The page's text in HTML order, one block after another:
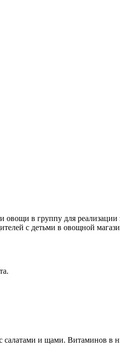
в группу для реализации
с детьми в овощной
и щами. Витаминов в